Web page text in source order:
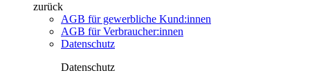
zurück
AGB für gewerbliche Kund:innen
AGB für Verbraucher:innen
Datenschutz
Datenschutz